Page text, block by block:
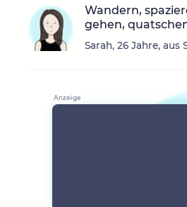
Wandern,
gehen,
Sarah, 26 Jahre, aus